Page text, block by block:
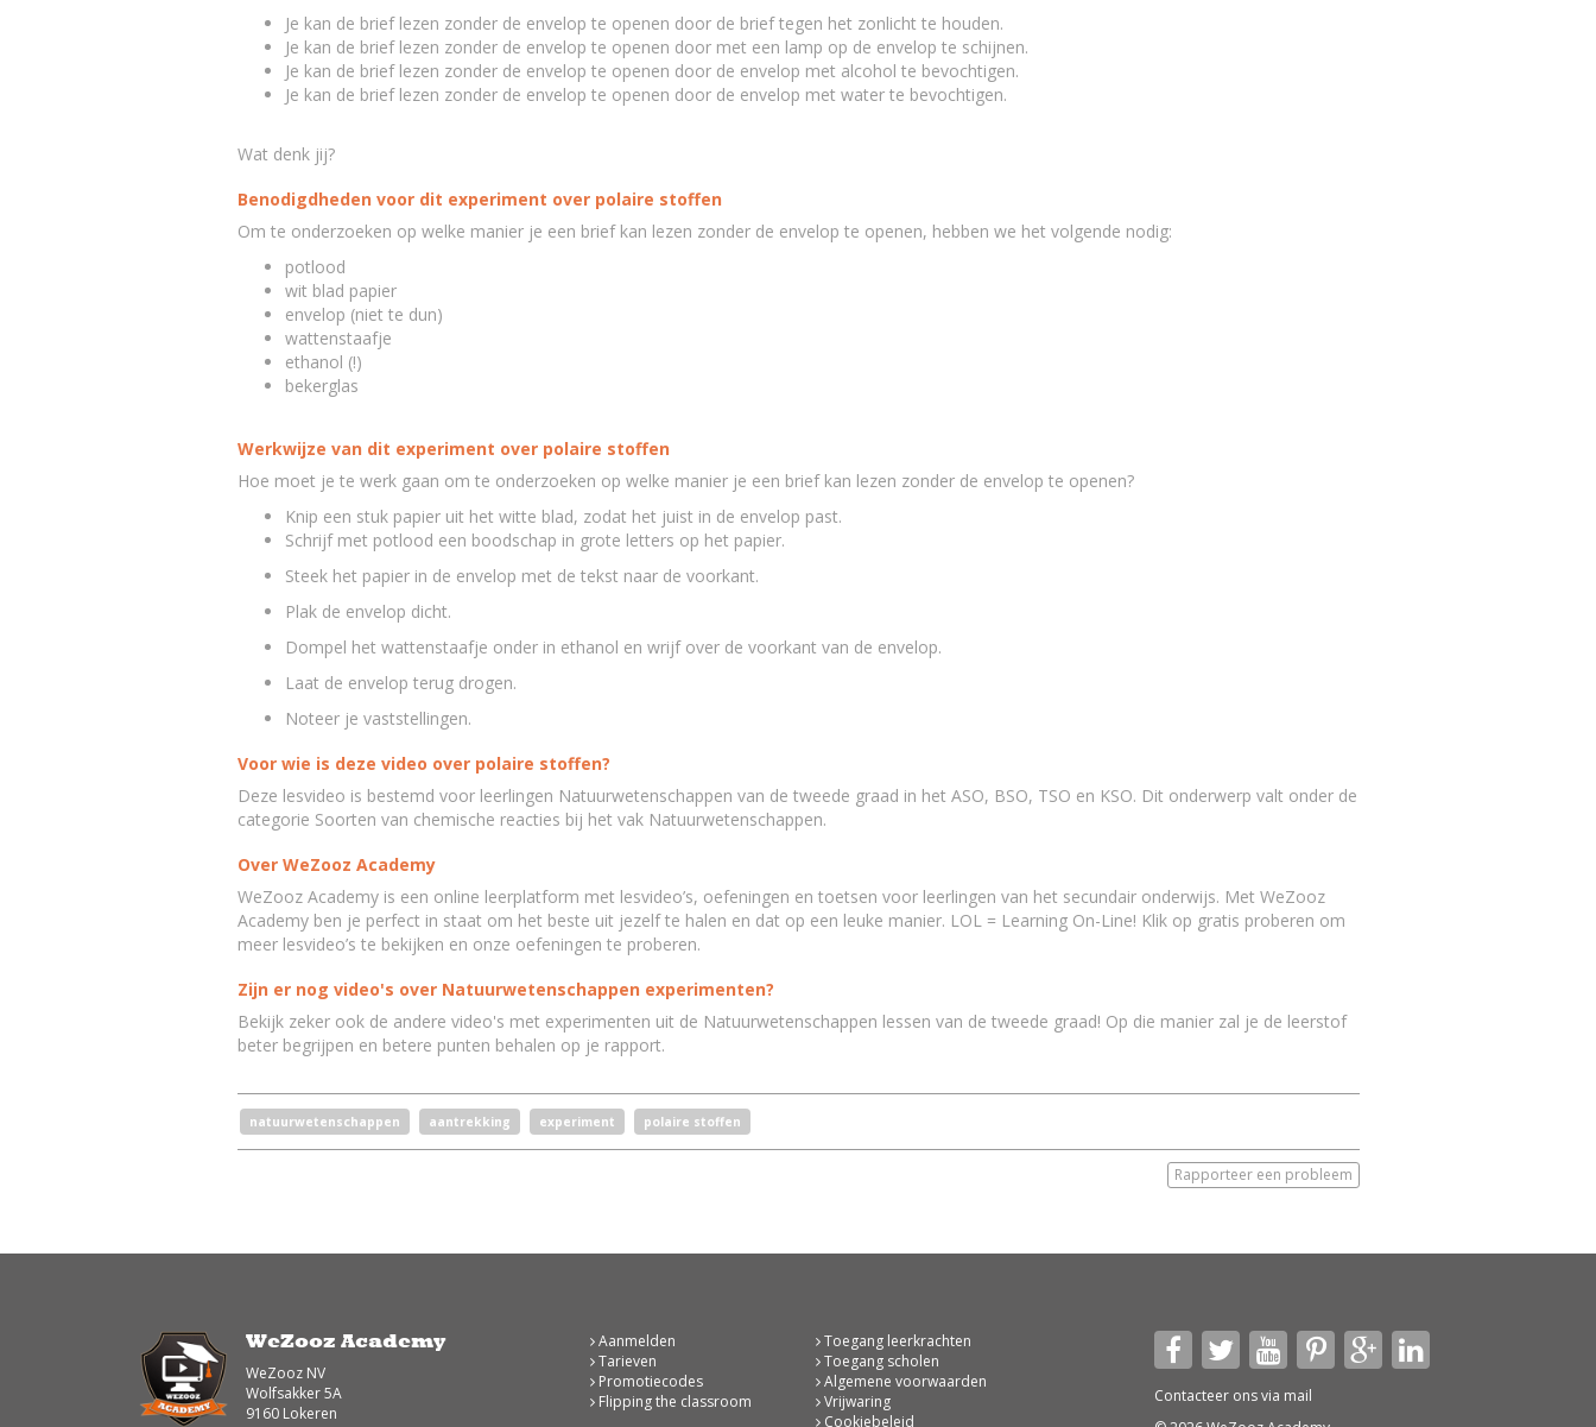
Je kan de brief lezen zonder de envelop te openen door de brief tegen het zonlicht te houden.
Je kan de brief lezen zonder de envelop te openen door met een lamp op de envelop te schijnen.
Je kan de brief lezen zonder de envelop te openen door de envelop met alcohol te bevochtigen.
Je kan de brief lezen zonder de envelop te openen door de envelop met water te bevochtigen.
Wat denk jij?
Benodigdheden voor dit experiment over polaire stoffen
Om te onderzoeken op welke manier je een brief kan lezen zonder de envelop te openen, hebben we het volgende nodig:
potlood
wit blad papier
envelop (niet te dun)
wattenstaafje
ethanol (!)
bekerglas
Werkwijze van dit experiment over polaire stoffen
Hoe moet je te werk gaan om te onderzoeken op welke manier je een brief kan lezen zonder de envelop te openen?
Knip een stuk papier uit het witte blad, zodat het juist in de envelop past.
Schrijf met potlood een boodschap in grote letters op het papier.
Steek het papier in de envelop met de tekst naar de voorkant.
Plak de envelop dicht.
Dompel het wattenstaafje onder in ethanol en wrijf over de voorkant van de envelop.
Laat de envelop terug drogen.
Noteer je vaststellingen.
Voor wie is deze video over polaire stoffen?
Deze lesvideo is bestemd voor leerlingen Natuurwetenschappen van de tweede graad in het ASO, BSO, TSO en KSO. Dit onderwerp valt onder de
categorie Soorten van chemische reacties bij het vak Natuurwetenschappen.
Over WeZooz Academy
WeZooz Academy is een online leerplatform met lesvideo’s, oefeningen en toetsen voor leerlingen van het secundair onderwijs. Met WeZooz
Academy ben je perfect in staat om het beste uit jezelf te halen en dat op een leuke manier. LOL = Learning On-Line! Klik op gratis proberen om
meer lesvideo’s te bekijken en onze oefeningen te proberen.
Zijn er nog video's over Natuurwetenschappen experimenten?
Bekijk zeker ook de andere video's met experimenten uit de Natuurwetenschappen lessen van de tweede graad! Op die manier zal je de leerstof
beter begrijpen en betere punten behalen op je rapport.
natuurwetenschappen aantrekking experiment polaire stoffen
Rapporteer een probleem
WeZooz Academy
WeZooz NV
Wolfsakker 5A
9160 Lokeren
Aanmelden
Tarieven
Promotiecodes
Flipping the classroom
Toegang leerkrachten
Toegang scholen
Algemene voorwaarden
Vrijwaring
Cookiebeleid
Contacteer ons via mail